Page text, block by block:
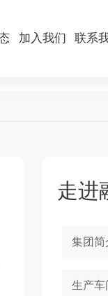
加入我们 联系
走进
集团简
生产车